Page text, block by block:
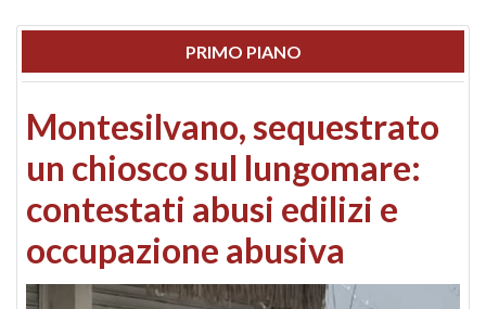
PRIMO PIANO
Montesilvano, sequestrato
un chiosco sul lungomare:
contestati abusi edilizi e
occupazione abusiva